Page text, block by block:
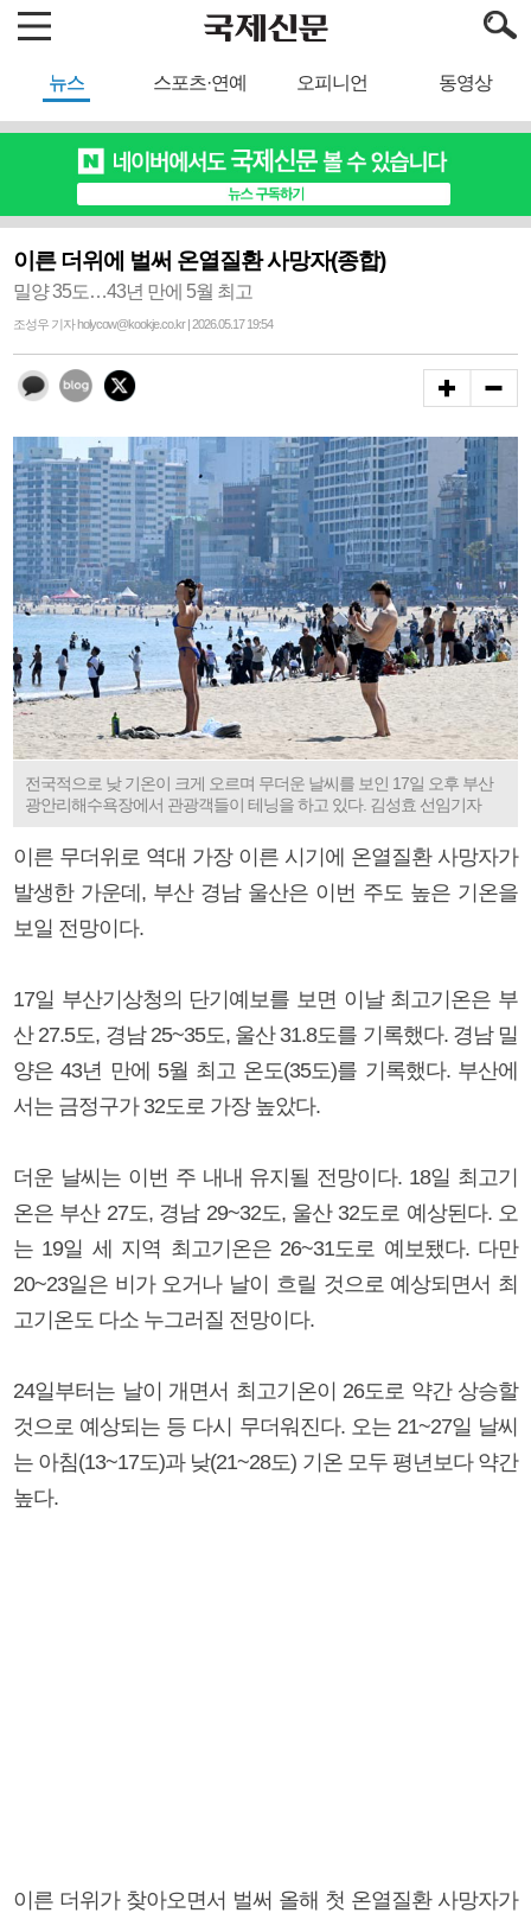
뉴스 스포츠·연예 오피니언 동영상
이른 더위에 벌써 온열질환 사망자(종합)
밀양 35도…43년 만에 5월 최고
조성우 기자 holycow@kookje.co.kr | 2026.05.17 19:54
전국적으로 낮 기온이 크게 오르며 무더운 날씨를 보인 17일 오후 부산
광안리해수욕장에서 관광객들이 테닝을 하고 있다. 김성효 선임기자
이른 무더위로 역대 가장 이른 시기에 온열질환 사망자가
발생한 가운데, 부산 경남 울산은 이번 주도 높은 기온을
보일 전망이다.
17일 부산기상청의 단기예보를 보면 이날 최고기온은 부
산 27.5도, 경남 25~35도, 울산 31.8도를 기록했다. 경남 밀
양은 43년 만에 5월 최고 온도(35도)를 기록했다. 부산에
서는 금정구가 32도로 가장 높았다.
더운 날씨는 이번 주 내내 유지될 전망이다. 18일 최고기
온은 부산 27도, 경남 29~32도, 울산 32도로 예상된다. 오
는 19일 세 지역 최고기온은 26~31도로 예보됐다. 다만
20~23일은 비가 오거나 날이 흐릴 것으로 예상되면서 최
고기온도 다소 누그러질 전망이다.
24일부터는 날이 개면서 최고기온이 26도로 약간 상승할
것으로 예상되는 등 다시 무더워진다. 오는 21~27일 날씨
는 아침(13~17도)과 낮(21~28도) 기온 모두 평년보다 약간
높다.
이른 더위가 찾아오면서 벌써 올해 첫 온열질환 사망자가